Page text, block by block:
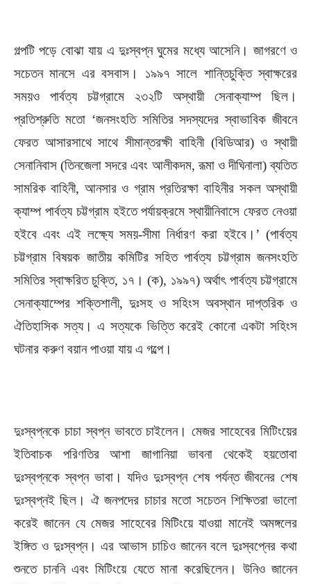
গল্পটি পড়ে বোঝা যায় এ দুঃস্বপ্ন ঘুমের মধ্যে আসেনি। জাগরণে ও
সচেতন মানসে এর বসবাস। ১৯৯৭ সালে শান্তিচুক্তি স্বাক্ষরের
সময়ও পার্বত্য চট্টগ্রামে ২৩২টি অস্থায়ী সেনাক্যাম্প ছিল।
প্রতিশ্রুতি মতো ‘জনসংহতি সমিতির সদস্যদের স্বাভাবিক জীবনে
ফেরত আসারসাথে সাথে সীমান্তরক্ষী বাহিনী (বিডিআর) ও স্থায়ী
সেনানিবাস (তিনজেলা সদরে এবং আলীকদম, রূমা ও দীঘিনালা) ব্যতিত
সামরিক বাহিনী, আনসার ও গ্রাম প্রতিরক্ষা বাহিনীর সকল অস্থায়ী
ক্যাম্প পার্বত্য চট্টগ্রাম হইতে পর্যায়ক্রমে স্থায়ীনিবাসে ফেরত নেওয়া
হইবে এবং এই লক্ষ্যে সময়-সীমা নির্ধারণ করা হইবে।’ (পার্বত্য
চট্টগ্রাম বিষয়ক জাতীয় কমিটির সহিত পার্বত্য চট্টগ্রাম জনসংহতি
সমিতির স্বাক্ষরিত চুক্তি, ১৭। (ক), ১৯৯৭) অর্থাৎ পার্বত্য চট্টগ্রামে
সেনাক্যাম্পের শক্তিশালী, দুঃসহ ও সহিংস অবস্থান দাপ্তরিক ও
ঐতিহাসিক সত্য। এ সত্যকে ভিত্তি করেই কোনো একটা সহিংস
ঘটনার করুণ বয়ান পাওয়া যায় এ গল্পে।
দুঃস্বপ্নকে চাচা স্বপ্ন ভাবতে চাইলেন। মেজর সাহেবের মিটিংয়ের
ইতিবাচক পরিণতির আশা জাগানিয়া ভাবনা থেকেই হয়তোবা
দুঃস্বপ্নকে স্বপ্ন ভাবা। যদিও দুঃস্বপ্ন শেষ পর্যন্ত জীবনের শেষ
দুঃস্বপ্নই ছিল। ঐ জনপদের চাচার মতো সচেতন শিক্ষিতরা ভালো
করেই জানেন যে মেজর সাহেবের মিটিংয়ে যাওয়া মানেই অমঙ্গলের
ইঙ্গিত ও দুঃস্বপ্ন। এর আভাস চাচিও জানেন বলে দুঃস্বপ্নের কথা
শুনতে চাননি এবং মিটিংয়ে যেতে মানা করেছিলেন। উনিও জানেন